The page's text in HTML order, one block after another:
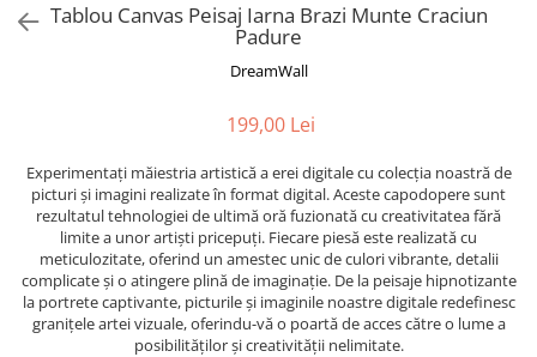
Tablou Canvas Peisaj Iarna Brazi Munte Craciun
Padure
DreamWall
199,00 Lei
Experimentați măiestria artistică a erei digitale cu colecția noastră de
picturi și imagini realizate în format digital. Aceste capodopere sunt
rezultatul tehnologiei de ultimă oră fuzionată cu creativitatea fără
limite a unor artiști pricepuți. Fiecare piesă este realizată cu
meticulozitate, oferind un amestec unic de culori vibrante, detalii
complicate și o atingere plină de imaginație. De la peisaje hipnotizante
la portrete captivante, picturile și imaginile noastre digitale redefinesc
granițele artei vizuale, oferindu-vă o poartă de acces către o lume a
posibilităților și creativității nelimitate.